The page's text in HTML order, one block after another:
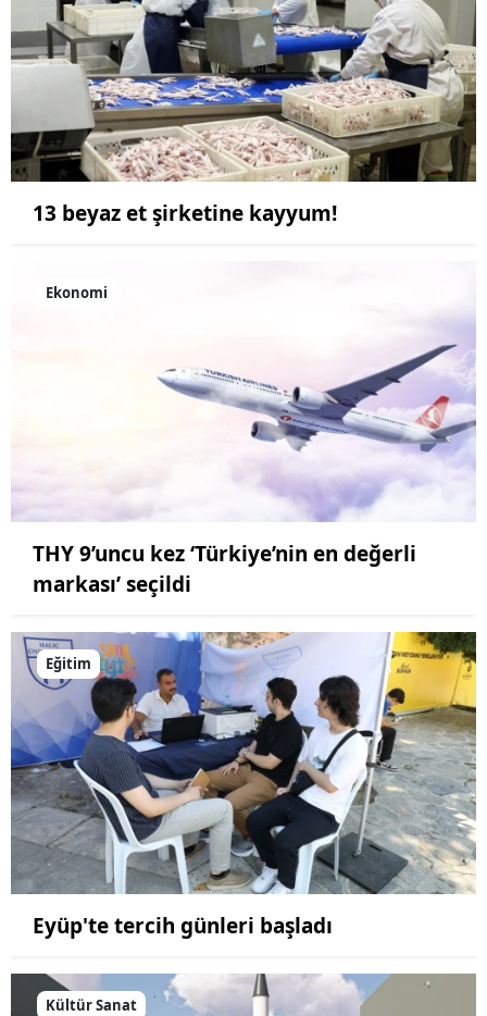
13 beyaz et şirketine kayyum!
Ekonomi
THY 9’uncu kez ‘Türkiye’nin en değerli
markası’ seçildi
Eğitim
Eyüp'te tercih günleri başladı
Kültür Sanat